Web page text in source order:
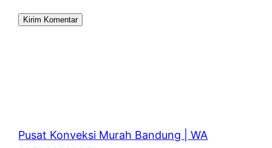
Pusat Konveksi Murah Bandung | WA